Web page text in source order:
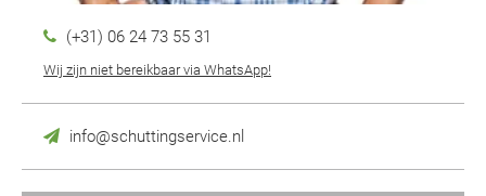
(+31) 06 24 73 55 31
Wij zijn niet bereikbaar via WhatsApp!
info@schuttingservice.nl